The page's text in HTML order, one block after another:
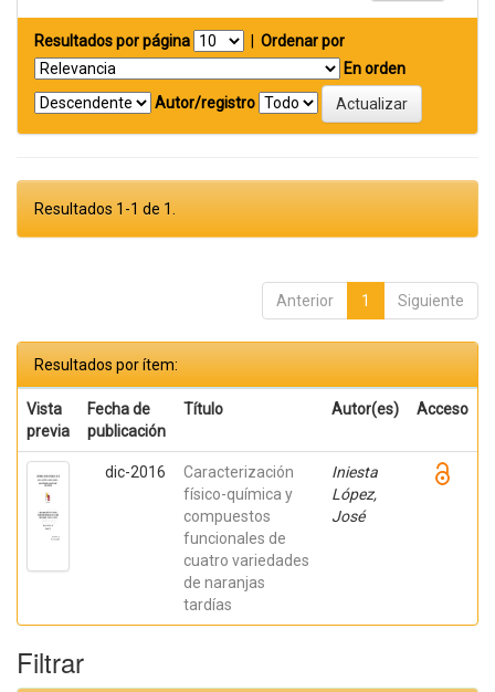
Resultados por página
Ordenar por
En orden
Autor/registro
Resultados 1-1 de 1.
Anterior 1 Siguiente
Resultados por ítem:
Vista
previa
Fecha de
publicación
Título Autor(es) Acceso
dic-2016
Caracterización
físico-química y
compuestos
funcionales de
cuatro variedades
de naranjas
tardías
Iniesta
López,
José
Filtrar